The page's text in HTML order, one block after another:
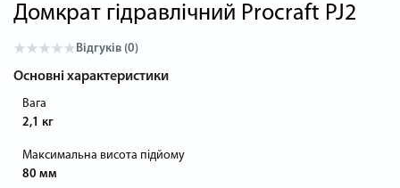
Домкрат гідравлічний Procraft PJ2
Відгуків (0)
Основні характеристики
Вага
2,1 кг
Максимальна висота підйому
80 мм